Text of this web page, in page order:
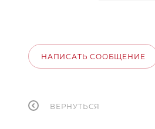
НАПИСАТЬ СООБЩЕНИЕ
ВЕРНУТЬСЯ